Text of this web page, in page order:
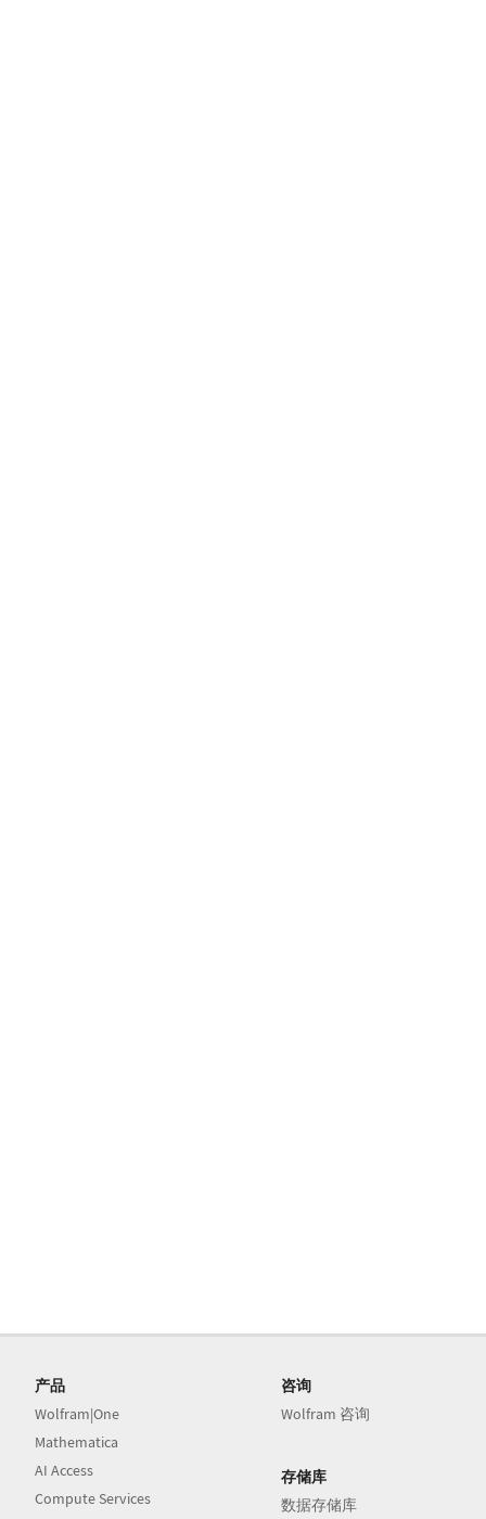
产品
Wolfram|One
Mathematica
AI Access
Compute Services
咨询
Wolfram 咨询
存储库
数据存储库